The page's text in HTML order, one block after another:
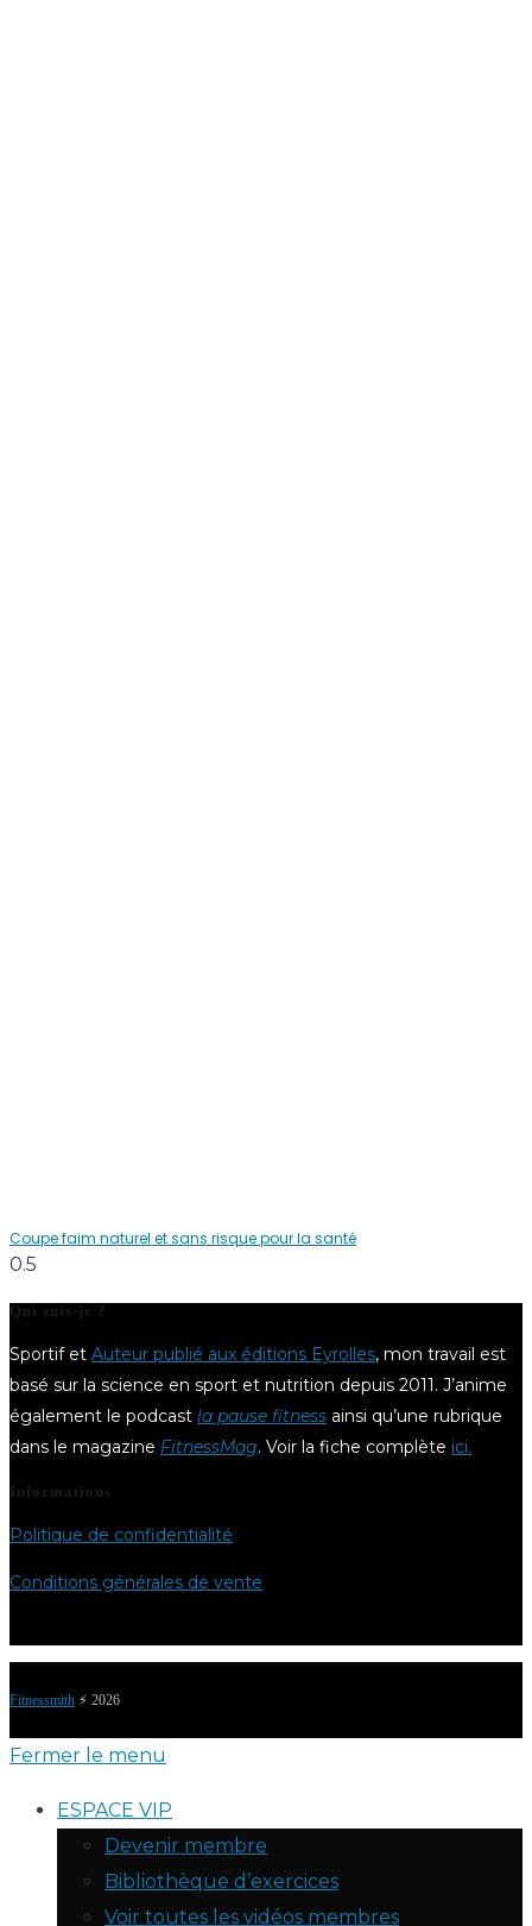
Coupe faim naturel et sans risque pour la santé
Qui suis-je ?
Sportif et Auteur publié aux éditions Eyrolles, mon travail est
basé sur la science en sport et nutrition depuis 2011. J’anime
également le podcast la pause fitness ainsi qu’une rubrique
dans le magazine FitnessMag. Voir la fiche complète ici.
Informations
Politique de confidentialité
Conditions générales de vente
Fitnessmith ⚡️ 2026
Fermer le menu
ESPACE VIP
Devenir membre
Bibliothèque d’exercices
Voir toutes les vidéos membres